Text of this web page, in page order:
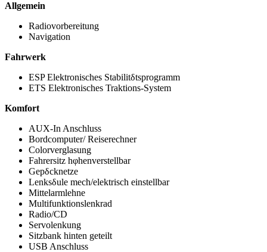
Allgemein
Radiovorbereitung
Navigation
Fahrwerk
ESP Elektronisches Stabilitδtsprogramm
ETS Elektronisches Traktions-System
Komfort
AUX-In Anschluss
Bordcomputer/ Reiserechner
Colorverglasung
Fahrersitz hφhenverstellbar
Gepδcknetze
Lenksδule mech/elektrisch einstellbar
Mittelarmlehne
Multifunktionslenkrad
Radio/CD
Servolenkung
Sitzbank hinten geteilt
USB Anschluss